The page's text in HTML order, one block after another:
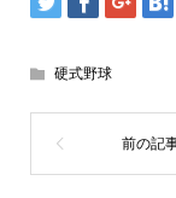
硬式野球